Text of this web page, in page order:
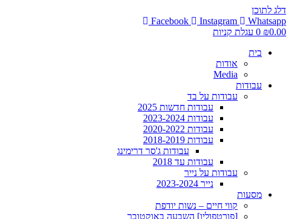
דלג לתוכן
Facebook
Instagram
Whatsapp
₪0.00
0 עגלת קניות
בית
אודות
Media
עבודות
עבודות על בד
עבודות חדשות 2025
עבודות 2023-2024
עבודות 2020-2022
עבודות 2018-2019
עבודות ג'סר דרימינג
עבודות עד 2018
עבודות על נייר
נייר 2023-2024
מסעות
קווי חיים – נשות יודפת
[פורטפוליו] השבעה באוקטובר